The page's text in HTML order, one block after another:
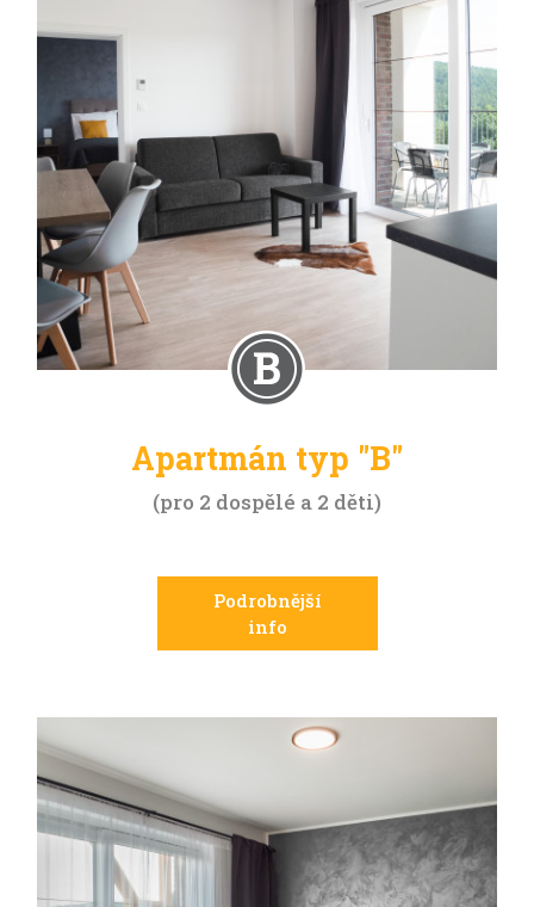
Apartmán typ "B"
pro 2 dospělé a 2 děti
Podrobnější
info